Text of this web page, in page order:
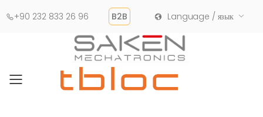
+90 232 833 26 96 B2B Language / язык
Toggle mobile menu